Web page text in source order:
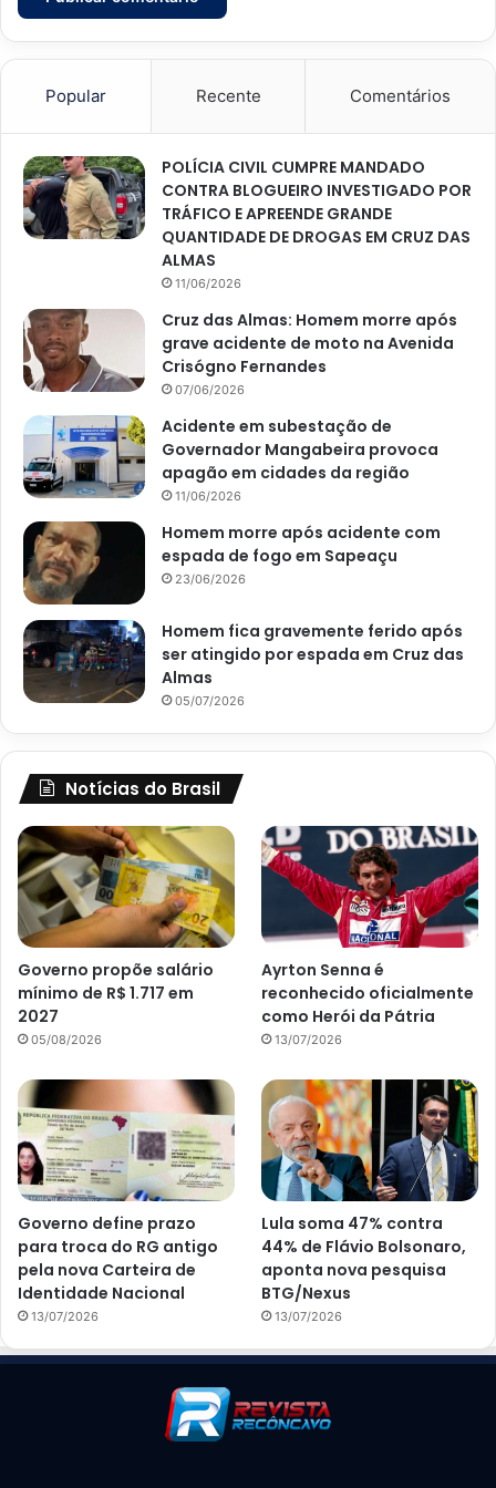
Popular Recente Comentários
POLÍCIA CIVIL CUMPRE MANDADO
CONTRA BLOGUEIRO INVESTIGADO POR
TRÁFICO E APREENDE GRANDE
QUANTIDADE DE DROGAS EM CRUZ DAS
ALMAS
11/06/2026
Cruz das Almas: Homem morre após
grave acidente de moto na Avenida
Crisógno Fernandes
07/06/2026
Acidente em subestação de
Governador Mangabeira provoca
apagão em cidades da região
11/06/2026
Homem morre após acidente com
espada de fogo em Sapeaçu
23/06/2026
Homem fica gravemente ferido após
ser atingido por espada em Cruz das
Almas
05/07/2026
Notícias do Brasil
Governo propõe salário
mínimo de R$ 1.717 em
2027
05/08/2026
Ayrton Senna é
reconhecido oficialmente
como Herói da Pátria
13/07/2026
Governo define prazo
para troca do RG antigo
pela nova Carteira de
Identidade Nacional
13/07/2026
Lula soma 47% contra
44% de Flávio Bolsonaro,
aponta nova pesquisa
BTG/Nexus
13/07/2026